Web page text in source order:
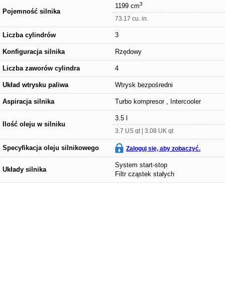
Pojemność silnika
1199 cm3
73.17 cu. in.
Liczba cylindrów 3
Konfiguracja silnika Rzędowy
Liczba zaworów cylindra 4
Układ wtrysku paliwa Wtrysk bezpośredni
Aspiracja silnika Turbo kompresor , Intercooler
Ilość oleju w silniku
3.5 l
3.7 US qt | 3.08 UK qt
Specyfikacja oleju silnikowego Zaloguj się, aby zobaczyć.
Układy silnika
System start-stop
Filtr cząstek stałych